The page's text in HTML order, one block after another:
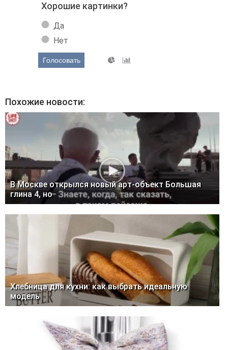
Хорошие картинки?
Да
Нет
Голосовать
Похожие новости:
В Москве открылся новый арт-объект Большая
глина 4, но
Хлебница для кухни: как выбрать идеальную
модель